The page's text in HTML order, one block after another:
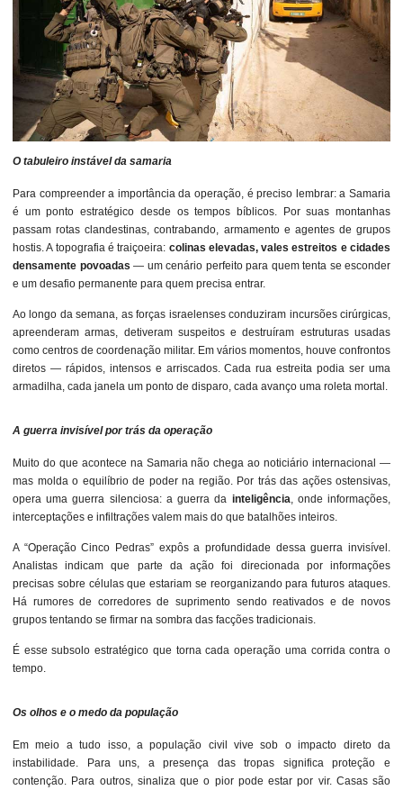
O tabuleiro instável da samaria
Para compreender a importância da operação, é preciso lembrar: a Samaria
é um ponto estratégico desde os tempos bíblicos. Por suas montanhas
passam rotas clandestinas, contrabando, armamento e agentes de grupos
hostis. A topografia é traiçoeira: colinas elevadas, vales estreitos e cidades
densamente povoadas — um cenário perfeito para quem tenta se esconder
e um desafio permanente para quem precisa entrar.
Ao longo da semana, as forças israelenses conduziram incursões cirúrgicas,
apreenderam armas, detiveram suspeitos e destruíram estruturas usadas
como centros de coordenação militar. Em vários momentos, houve confrontos
diretos — rápidos, intensos e arriscados. Cada rua estreita podia ser uma
armadilha, cada janela um ponto de disparo, cada avanço uma roleta mortal.
A guerra invisível por trás da operação
Muito do que acontece na Samaria não chega ao noticiário internacional —
mas molda o equilíbrio de poder na região. Por trás das ações ostensivas,
opera uma guerra silenciosa: a guerra da inteligência, onde informações,
interceptações e infiltrações valem mais do que batalhões inteiros.
A “Operação Cinco Pedras” expôs a profundidade dessa guerra invisível.
Analistas indicam que parte da ação foi direcionada por informações
precisas sobre células que estariam se reorganizando para futuros ataques.
Há rumores de corredores de suprimento sendo reativados e de novos
grupos tentando se firmar na sombra das facções tradicionais.
É esse subsolo estratégico que torna cada operação uma corrida contra o
tempo.
Os olhos e o medo da população
Em meio a tudo isso, a população civil vive sob o impacto direto da
instabilidade. Para uns, a presença das tropas significa proteção e
contenção. Para outros, sinaliza que o pior pode estar por vir. Casas são